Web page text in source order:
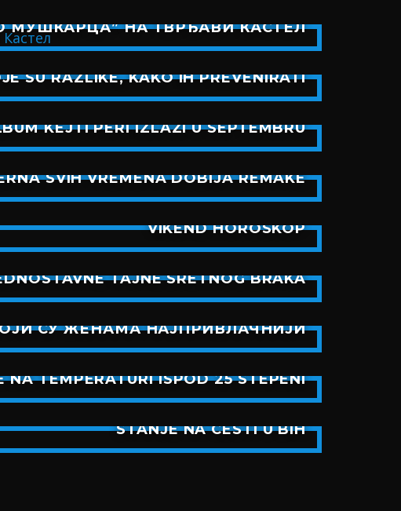
НА ТВРЂАВИ КАСТЕЛ
SU RAZLIKE, KAKO IH PREVENIRATI
KEJTI PERI IZLAZI U SEPTEMBRU
SVIH VREMENA DOBIJA REMAKE
VIKEND HOROSKOP
TAJNE SRETNOG BRAKA
СУ ЖЕНАМА НАЈПРИВЛАЧНИЈИ
NA TEMPERATURI ISPOD 25 STEPENI
STANJE NA CESTI U BIH